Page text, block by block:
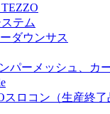
テム
ダウンサス
パーメッシュ、カ
ロコン（生産終了